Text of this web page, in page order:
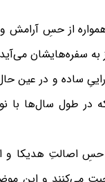
از حسِ آرامش و
سفره‌هایشان
ساده و در عین
طول سال‌ها با
حسِ اصالتِ هدیکا و